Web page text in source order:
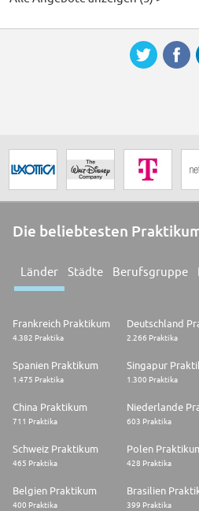
Die beliebtesten
Länder Städte Berufsgruppe
Frankreich Praktikum
4.382 Praktika 2.266 Praktika
Spanien Praktikum
1.475 Praktika
Singapur
1.300 Praktika
China Praktikum
711 Praktika 603 Praktika
Schweiz Praktikum
465 Praktika
Polen
428 Praktika
Belgien Praktikum
400 Praktika
Brasilien
399 Praktika